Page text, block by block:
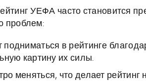
УЕФА часто становится
проблем:
в рейтинге
картину их силы.
меняться, что делает рейтинг